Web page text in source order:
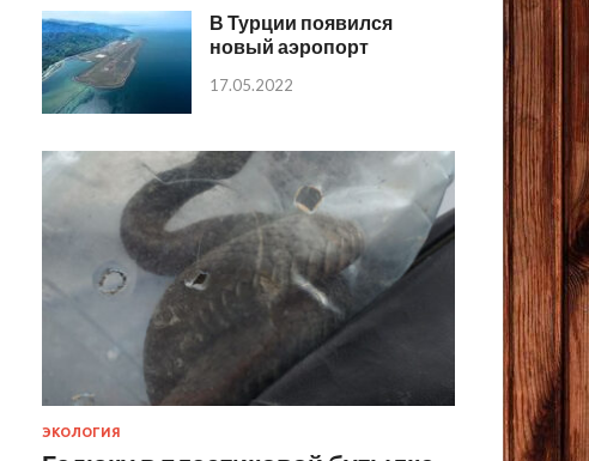
В Турции появился
новый аэропорт
17.05.2022
ЭКОЛОГИЯ